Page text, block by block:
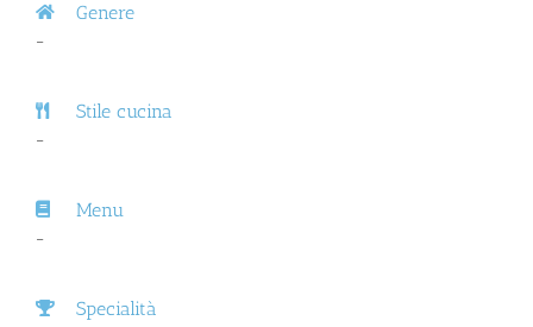
Genere
–
Stile cucina
–
Menu
–
Specialità